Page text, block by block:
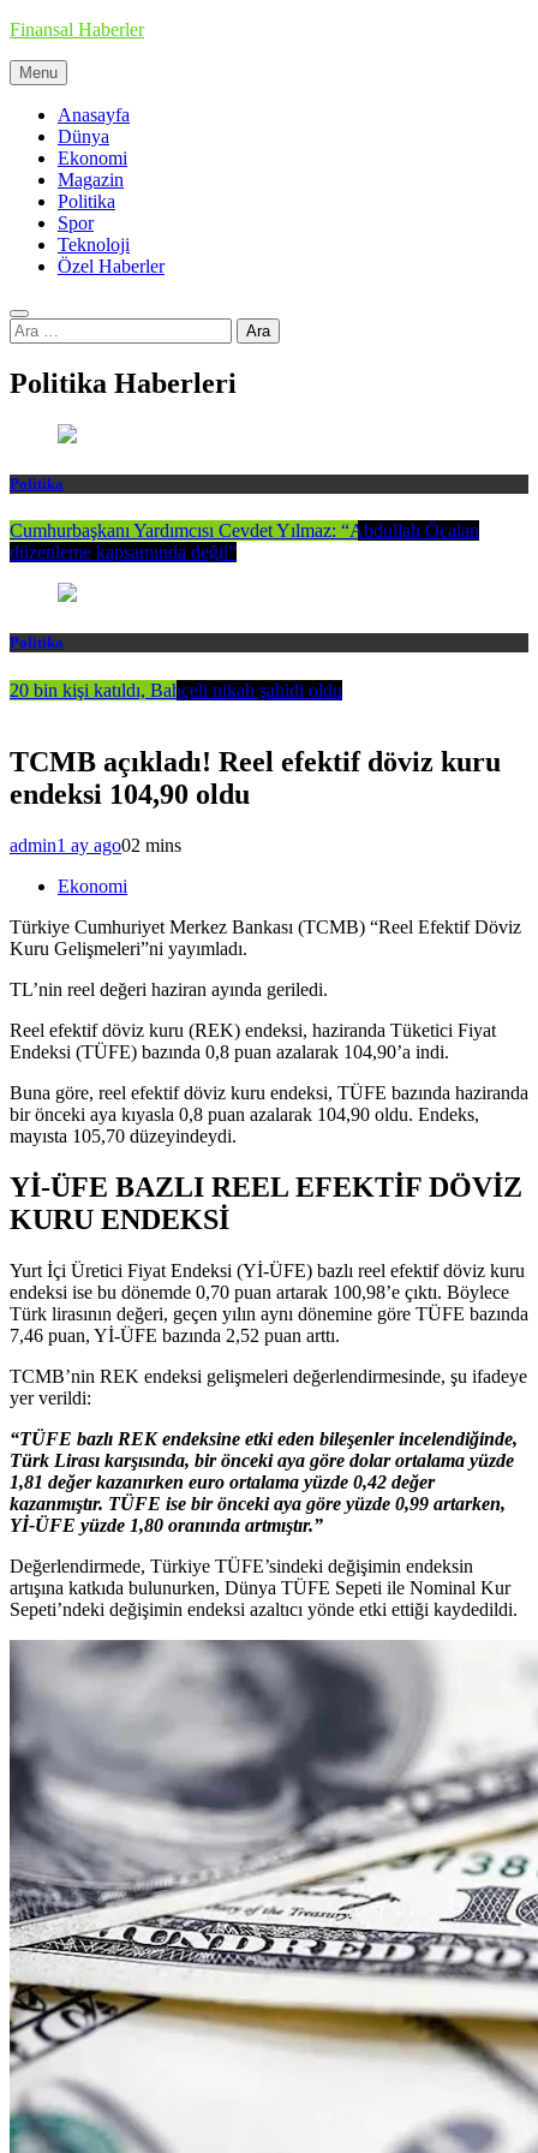
Skip
content
Finansal Haberler
Haberin doğru adresi
Menu
Anasayfa
Dünya
Ekonomi
Magazin
Politika
Spor
Teknoloji
Özel Haberler
Arama:
Politika Haberleri
Politika
Cumhurbaşkanı Yardımcısı Cevdet Yılmaz: “Abdullah Öcalan
düzenleme kapsamında değil”
Politika
20 bin kişi katıldı, Bahçeli nikah şahidi oldu
TCMB açıkladı! Reel efektif döviz kuru
endeksi 104,90 oldu
admin1 ay ago02 mins
Ekonomi
Türkiye Cumhuriyet Merkez Bankası (TCMB) “Reel Efektif Döviz
Kuru Gelişmeleri”ni yayımladı.
TL’nin reel değeri haziran ayında geriledi.
Reel efektif döviz kuru (REK) endeksi, haziranda Tüketici Fiyat
Endeksi (TÜFE) bazında 0,8 puan azalarak 104,90’a indi.
Buna göre, reel efektif döviz kuru endeksi, TÜFE bazında haziranda
bir önceki aya kıyasla 0,8 puan azalarak 104,90 oldu. Endeks,
mayısta 105,70 düzeyindeydi.
Yİ-ÜFE BAZLI REEL EFEKTİF DÖVİZ
KURU ENDEKSİ
Yurt İçi Üretici Fiyat Endeksi (Yİ-ÜFE) bazlı reel efektif döviz kuru
endeksi ise bu dönemde 0,70 puan artarak 100,98’e çıktı. Böylece
Türk lirasının değeri, geçen yılın aynı dönemine göre TÜFE bazında
7,46 puan, Yİ-ÜFE bazında 2,52 puan arttı.
TCMB’nin REK endeksi gelişmeleri değerlendirmesinde, şu ifadeye
yer verildi:
“TÜFE bazlı REK endeksine etki eden bileşenler incelendiğinde,
Türk Lirası karşısında, bir önceki aya göre dolar ortalama yüzde
1,81 değer kazanırken euro ortalama yüzde 0,42 değer
kazanmıştır. TÜFE ise bir önceki aya göre yüzde 0,99 artarken,
Yİ-ÜFE yüzde 1,80 oranında artmıştır.”
Değerlendirmede, Türkiye TÜFE’sindeki değişimin endeksin
artışına katkıda bulunurken, Dünya TÜFE Sepeti ile Nominal Kur
Sepeti’ndeki değişimin endeksi azaltıcı yönde etki ettiği kaydedildi.